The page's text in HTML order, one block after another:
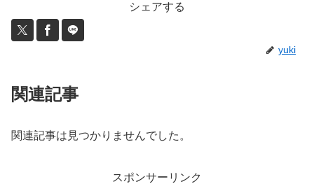
シェアする
yuki
関連記事
関連記事は見つかりませんでした。
スポンサーリンク